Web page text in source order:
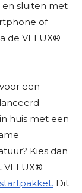
sluiten met
of
de VELUX®
een
huis met een
Kies dan
VELUX®
Dit